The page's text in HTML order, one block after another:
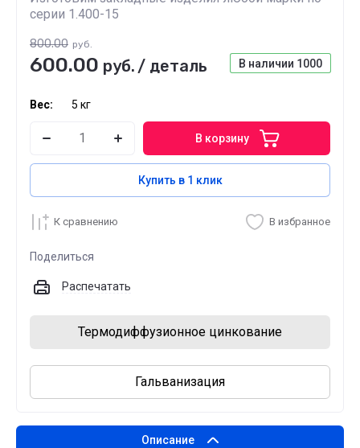
серии 1.400-15
В наличии 1000
800.00 руб.
600.00 руб. / деталь
Вес: 5 кг
В корзину
Купить в 1 клик
К сравнению В избранное
Поделиться
Распечатать
Термодиффузионное цинкование
Гальванизация
Описание